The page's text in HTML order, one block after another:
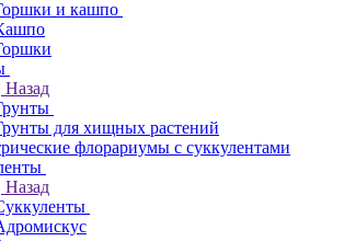
и кашпо
Назад
для хищных растений
флорариумы с суккулентами
Назад